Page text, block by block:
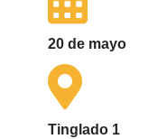
20 de mayo
Tinglado 1